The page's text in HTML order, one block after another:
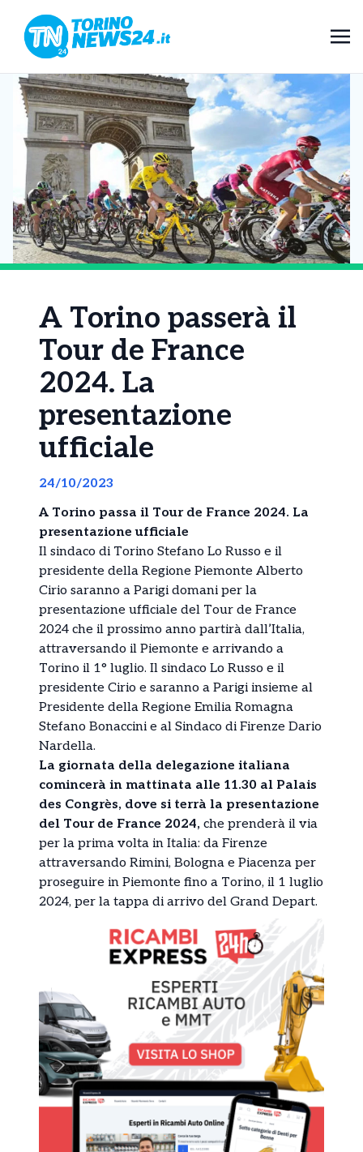
A Torino passerà il
Tour de France
2024. La
presentazione
ufficiale
24/10/2023
A Torino passa il Tour de France 2024. La
presentazione ufficiale
Il sindaco di Torino Stefano Lo Russo e il
presidente della Regione Piemonte Alberto
Cirio saranno a Parigi domani per la
presentazione ufficiale del Tour de France
2024 che il prossimo anno partirà dall’Italia,
attraversando il Piemonte e arrivando a
Torino il 1° luglio. Il sindaco Lo Russo e il
presidente Cirio e saranno a Parigi insieme al
Presidente della Regione Emilia Romagna
Stefano Bonaccini e al Sindaco di Firenze Dario
Nardella.
La giornata della delegazione italiana
comincerà in mattinata alle 11.30 al Palais
des Congrès, dove si terrà la presentazione
del Tour de France 2024, che prenderà il via
per la prima volta in Italia: da Firenze
attraversando Rimini, Bologna e Piacenza per
proseguire in Piemonte fino a Torino, il 1 luglio
2024, per la tappa di arrivo del Grand Depart.